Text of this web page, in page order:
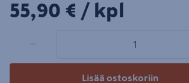
55,90€/kpl
55,90 € / kpl
−
Lisää ostoskoriin